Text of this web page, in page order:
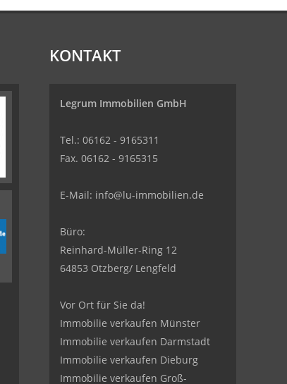
KONTAKT
Legrum Immobilien GmbH
Tel.: 06162 - 9165311
Fax. 06162 - 9165315
E-Mail: info@lu-immobilien.de
Büro:
Reinhard-Müller-Ring 12
64853 Otzberg/ Lengfeld
Vor Ort für Sie da!
Immobilie verkaufen Münster
Immobilie verkaufen Darmstadt
Immobilie verkaufen Dieburg
Immobilie verkaufen Groß-